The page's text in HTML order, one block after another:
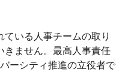
いる人事チームの取り
きません。最高人事責任
ーシティ推進の立役者で